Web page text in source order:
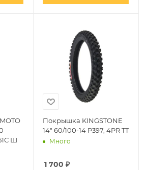
Ш
Покрышка KINGSTONE
14" 60/100-14 P397, 4PR TT
Много
1 700 ₽